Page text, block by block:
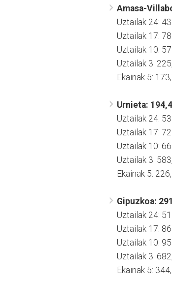
Amasa-
Uztailak 24:
Uztailak 17:
Uztailak 10:
Uztailak 3:
Ekainak 5:
Urnieta:
Uztailak 24:
Uztailak 17:
Uztailak 10:
Uztailak 3:
Ekainak 5:
Gipuzkoa:
Uztailak 24:
Uztailak 17:
Uztailak 10:
Uztailak 3:
Ekainak 5: